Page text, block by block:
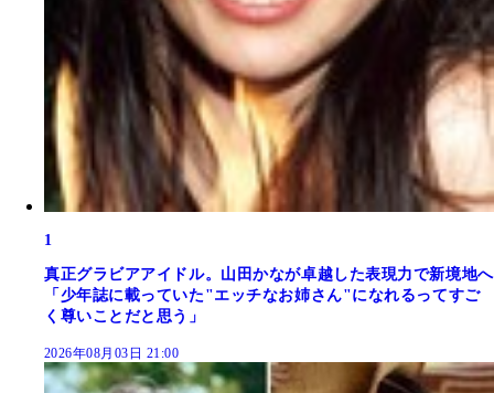
1
真正グラビアアイドル。山田かなが卓越した表現力で新境地へ
「少年誌に載っていた"エッチなお姉さん"になれるってすご
く尊いことだと思う」
2026年08月03日 21:00